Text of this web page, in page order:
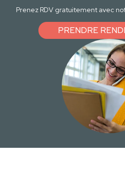
Prenez RDV gratuitement avec
PRENDRE